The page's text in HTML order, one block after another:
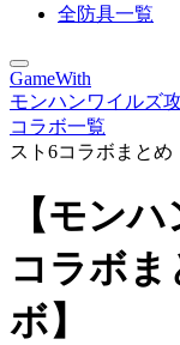
全防具一覧
GameWith
モンハンワイルズ
コラボ一覧
スト6コラボまとめ
【モン
コラボ
ボ】